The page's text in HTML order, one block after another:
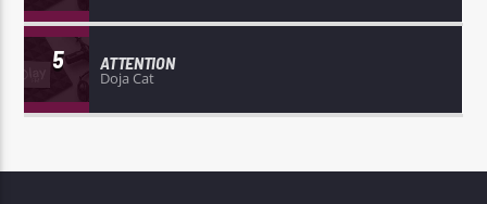
5 ATTENTION
Doja Cat